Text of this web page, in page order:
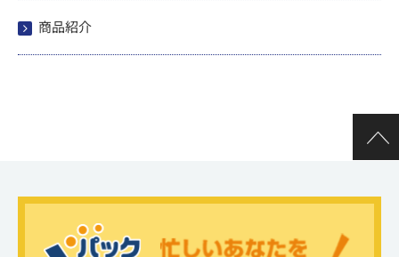
商品紹介